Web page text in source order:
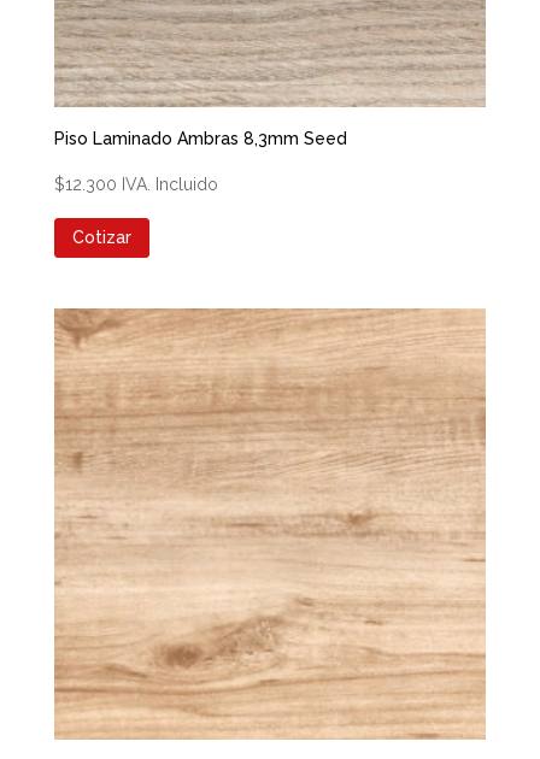
Piso Laminado Ambras 8,3mm Seed
$12.300 IVA. Incluido
Cotizar